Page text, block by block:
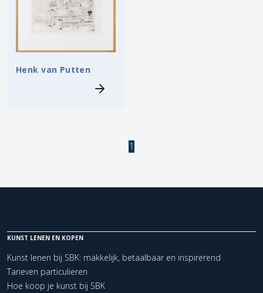
Henk van Putten
1
KUNST LENEN EN KOPEN
Kunst lenen bij SBK: makkelijk, betaalbaar en inspirerend
Tarieven particulieren
Hoe koop je kunst bij SBK